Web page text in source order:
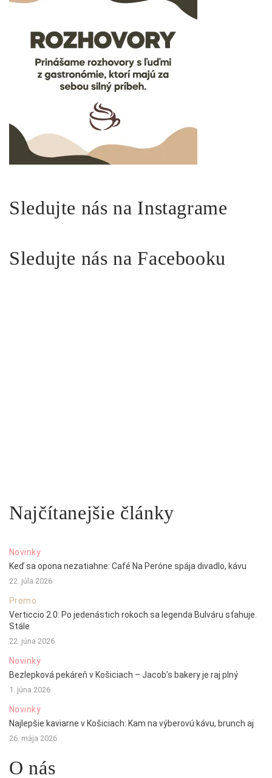
Sledujte nás na Instagrame
Sledujte nás na Facebooku
Najčítanejšie články
Novinky
Keď sa opona nezatiahne: Café Na Peróne spája divadlo, kávu
22. júla 2026
Promo
Verticcio 2.0: Po jedenástich rokoch sa legenda Bulváru sťahuje.
Stále
22. júna 2026
Novinky
Bezlepková pekáreň v Košiciach – Jacob’s bakery je raj plný
1. júna 2026
Novinky
Najlepšie kaviarne v Košiciach: Kam na výberovú kávu, brunch aj
26. mája 2026
O nás